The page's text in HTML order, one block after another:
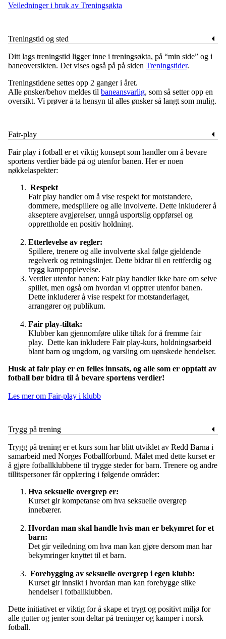
Veiledninger i bruk av Treningsøkta
Treningstid og sted
Ditt lags treningstid ligger inne i treningsøkta, på “min side” og i
baneoversikten. Det vises også på på siden Treningstider.
Treningstidene settes opp 2 ganger i året.
Alle ønsker/behov meldes til baneansvarlig, som så setter opp en
oversikt. Vi prøver å ta hensyn til alles ønsker så langt som mulig.
Fair-play
Fair play i fotball er et viktig konsept som handler om å bevare
sportens verdier både på og utenfor banen. Her er noen
nøkkelaspekter:
Respekt
Fair play handler om å vise respekt for motstandere,
dommere, medspillere og alle involverte. Dette inkluderer å
akseptere avgjørelser, unngå usportslig oppførsel og
opprettholde en positiv holdning.
Etterlevelse av regler:
Spillere, trenere og alle involverte skal følge gjeldende
regelverk og retningslinjer. Dette bidrar til en rettferdig og
trygg kampopplevelse.
Verdier utenfor banen: Fair play handler ikke bare om selve
spillet, men også om hvordan vi opptrer utenfor banen.
Dette inkluderer å vise respekt for motstanderlaget,
arrangører og publikum.
Fair play-tiltak:
Klubber kan gjennomføre ulike tiltak for å fremme fair
play. Dette kan inkludere Fair play-kurs, holdningsarbeid
blant barn og ungdom, og varsling om uønskede hendelser.
Husk at fair play er en felles innsats, og alle som er opptatt av
fotball bør bidra til å bevare sportens verdier!
Les mer om Fair-play i klubb
Trygg på trening
Trygg på trening er et kurs som har blitt utviklet av Redd Barna i
samarbeid med Norges Fotballforbund. Målet med dette kurset er
å gjøre fotballklubbene til trygge steder for barn. Trenere og andre
tillitspersoner får opplæring i følgende områder:
Hva seksuelle overgrep er:
Kurset gir kompetanse om hva seksuelle overgrep
innebærer.
Hvordan man skal handle hvis man er bekymret for et
barn:
Det gir veiledning om hva man kan gjøre dersom man har
bekymringer knyttet til et barn.
Forebygging av seksuelle overgrep i egen klubb:
Kurset gir innsikt i hvordan man kan forebygge slike
hendelser i fotballklubben.
Dette initiativet er viktig for å skape et trygt og positivt miljø for
alle gutter og jenter som deltar på treninger og kamper i norsk
fotball.